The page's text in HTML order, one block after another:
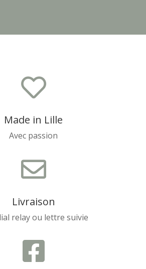

Made in Lille
Avec passion

Livraison
relay ou lettre suivie
